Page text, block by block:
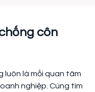
côn
luôn là mối quan tâm
nghiệp. Cùng tìm